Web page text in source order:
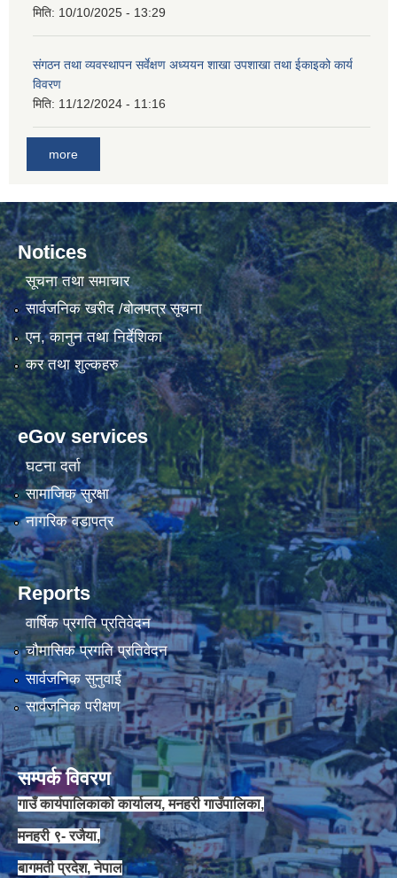
मिति: 10/10/2025 - 13:29
संगठन तथा व्यवस्थापन सर्वेक्षण अध्ययन शाखा उपशाखा तथा ईकाइको कार्य
विवरण
मिति: 11/12/2024 - 11:16
more
Notices
सूचना तथा समाचार
सार्वजनिक खरीद /बोलपत्र सूचना
एन, कानुन तथा निर्देशिका
कर तथा शुल्कहरु
eGov services
घटना दर्ता
सामाजिक सुरक्षा
नागरिक वडापत्र
Reports
वार्षिक प्रगति प्रतिवेदन
चौमासिक प्रगति प्रतिवेदन
सार्वजनिक सुनुवाई
सार्वजनिक परीक्षण
सम्पर्क विवरण
गाउँ कार्यपालिकाको कार्यालय, मनहरी गाउँपालिका,
मनहरी ९- रजैया,
बागमती प्रदेश, नेपाल